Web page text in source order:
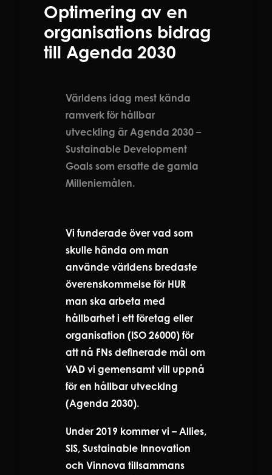
Optimering av en
organisations bidrag
till Agenda 2030
Världens idag mest kända
ramverk för hållbar
utveckling är Agenda 2030 –
Sustainable Development
Goals som ersatte de gamla
Milleniemålen.
Vi funderade över vad som
skulle hända om man
använde världens bredaste
överenskommelse för HUR
man ska arbeta med
hållbarhet i ett företag eller
organisation (ISO 26000) för
att nå FNs definerade mål om
VAD vi gemensamt vill uppnå
för en hållbar utvecklng
(Agenda 2030).
Under 2019 kommer vi – Allies,
SIS, Sustainable Innovation
och Vinnova tillsammans